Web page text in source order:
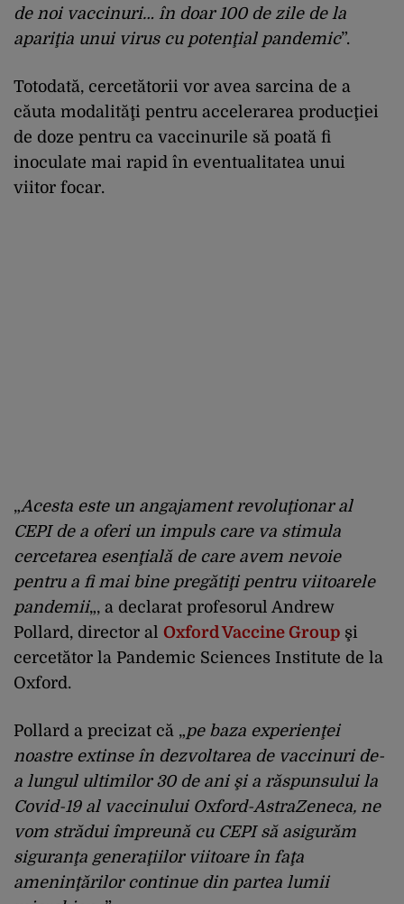
de noi vaccinuri… în doar 100 de zile de la
apariţia unui virus cu potenţial pandemic”.
Totodată, cercetătorii vor avea sarcina de a
căuta modalităţi pentru accelerarea producţiei
de doze pentru ca vaccinurile să poată fi
inoculate mai rapid în eventualitatea unui
viitor focar.
„Acesta este un angajament revoluţionar al
CEPI de a oferi un impuls care va stimula
cercetarea esenţială de care avem nevoie
pentru a fi mai bine pregătiţi pentru viitoarele
pandemii„, a declarat profesorul Andrew
Pollard, director al Oxford Vaccine Group şi
cercetător la Pandemic Sciences Institute de la
Oxford.
Pollard a precizat că „pe baza experienţei
noastre extinse în dezvoltarea de vaccinuri de-
a lungul ultimilor 30 de ani şi a răspunsului la
Covid-19al vaccinului Oxford-AstraZeneca, ne
vom strădui împreună cu CEPI să asigurăm
siguranţa generaţiilor viitoare în faţa
ameninţărilor continue din partea lumii